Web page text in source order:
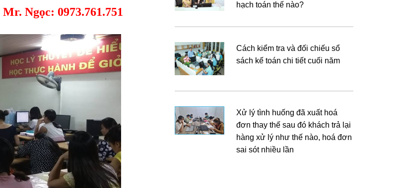
Mr. Ngọc: 0973.761.751
hạch toán thế nào?
Cách kiểm tra và đối chiếu sổ
sách kế toán chi tiết cuối năm
Xử lý tình huống đã xuất hoá
đơn thay thế sau đó khách trả lại
hàng xử lý như thế nào, hoá đơn
sai sót nhiều lần